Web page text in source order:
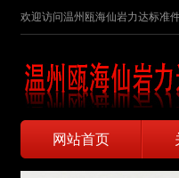
欢迎访问温州瓯海仙岩力达标准
网站首页